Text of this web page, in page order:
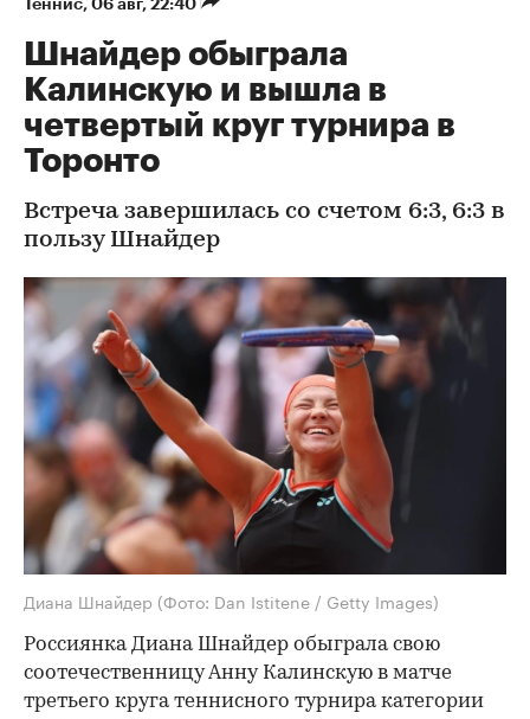
Шнайдер обыграла
Калинскую и вышла в
четвертый круг турнира в
Торонто
Встреча завершилась со счетом 6:3, 6:3 в
пользу Шнайдер
Диана Шнайдер (Фото: Dan Istitene / Getty Images)
Россиянка Диана Шнайдер обыграла свою
соотечественницу Анну Калинскую в матче
третьего круга теннисного турнира категории